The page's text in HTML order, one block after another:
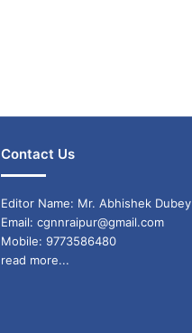
Contact Us
Editor Name: Mr. Abhishek Dubey
Email: cgnnraipur@gmail.com
Mobile: 9773586480
read more...